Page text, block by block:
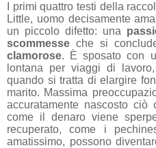
I primi quattro testi della
Little, uomo decisamente
un piccolo difetto: una
scommesse che si
clamorose. È sposato con
lontana per viaggi di
quando si tratta di elargire
marito. Massima
accuratamente nascosto
come il denaro viene
recuperato, come i
amatissimo, possono